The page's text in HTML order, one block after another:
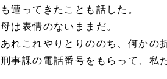
も遭ってきたことも話した。
母は表情のないままだ。
あれこれやりとりののち、何かの
刑事課の電話番号をもらって、私